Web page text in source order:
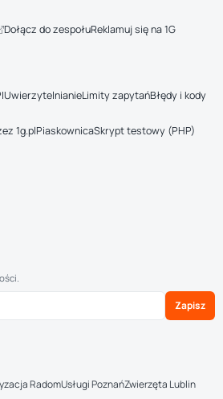
Dołącz do zespołuReklamuj się na 1G
UwierzytelnianieLimity zapytańBłędy i kody
1g.plPiaskownicaSkrypt testowy (PHP)
Zapisz
RadomUsługi PoznańZwierzęta Lublin